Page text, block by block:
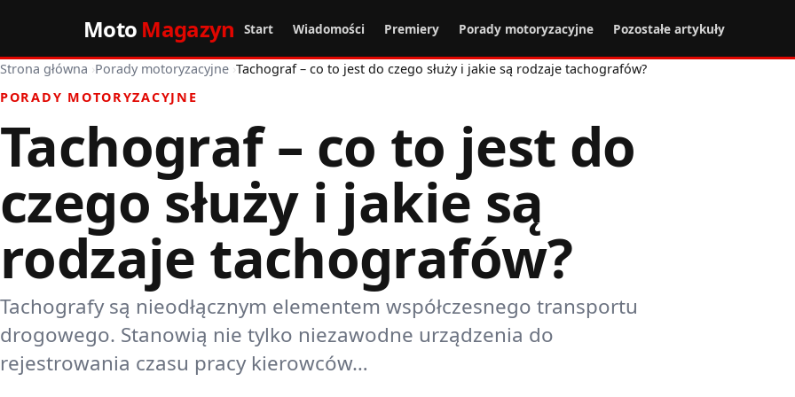
Moto Magazyn Start Wiadomości Premiery Porady motoryzacyjne Pozostałe artykuły
Strona główna ›Porady motoryzacyjne ›Tachograf – co to jest do czego służy i jakie są rodzaje tachografów?
PORADY MOTORYZACYJNE
Tachograf – co to jest do
czego służy i jakie są
rodzaje tachografów?
Tachografy są nieodłącznym elementem współczesnego transportu
drogowego. Stanowią nie tylko niezawodne urządzenia do
rejestrowania czasu pracy kierowców…